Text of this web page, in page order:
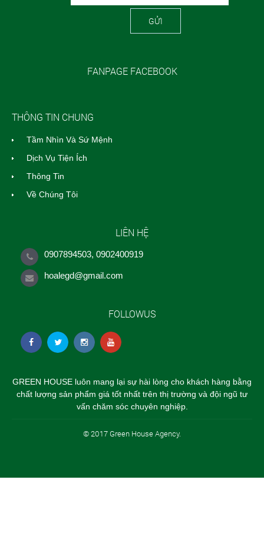
GỬI
FANPAGE FACEBOOK
THÔNG TIN CHUNG
Tầm Nhìn Và Sứ Mệnh
Dịch Vụ Tiện Ích
Thông Tin
Về Chúng Tôi
LIÊN HỆ
0907894503, 0902400919
hoalegd@gmail.com
FOLLOWUS
GREEN HOUSE luôn mang lại sự hài lòng cho khách hàng bằng
chất lượng sản phẩm giá tốt nhất trên thị trường và đội ngũ tư
vấn chăm sóc chuyên nghiệp.
© 2017 Green House Agency.